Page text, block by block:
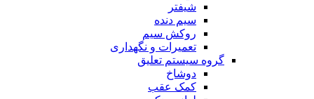
شیفتر
سیم دنده
روکش سیم
تعمیرات و نگهداری
گروه سیستم تعلیق
دوشاخ
کمک عقب